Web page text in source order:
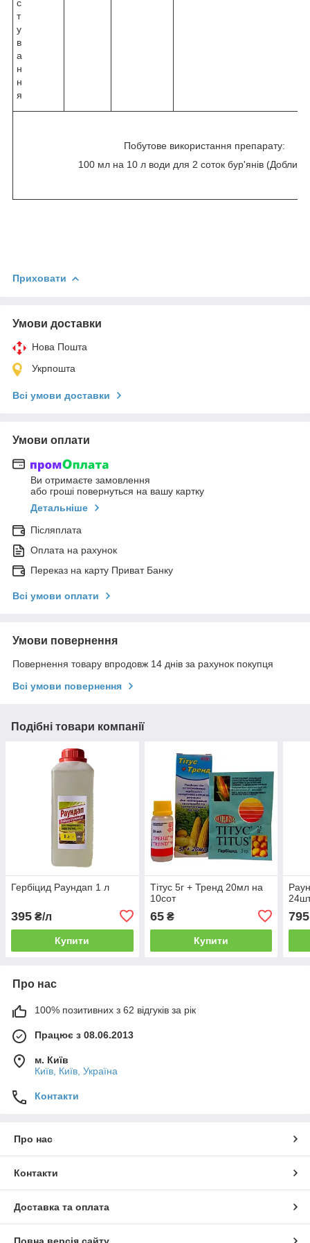
с
т
у
в
а
н
н
я
Побутове використання препарату:
100 мл на 10 л води для 2 соток бур'янів (Доблизні
Приховати
Умови доставки
Нова Пошта
Укрпошта
Всі умови доставки
Умови оплати
Ви отримаєте замовлення
або гроші повернуться на вашу картку
Детальніше
Післяплата
Оплата на рахунок
Переказ на карту Приват Банку
Всі умови оплати
Умови повернення
Повернення товару впродовж 14 днів за рахунок покупця
Всі умови повернення
Подібні товари компанії
Гербіцид Раундап 1 л
395 ₴/л
Купити
Тітус 5г + Тренд 20мл на
10сот
65₴
Купити
795
Про нас
100% позитивних з 62 відгуків за рік
Працює з 08.06.2013
м. Київ
Київ, Київ, Україна
Контакти
Про нас
Контакти
Доставка та оплата